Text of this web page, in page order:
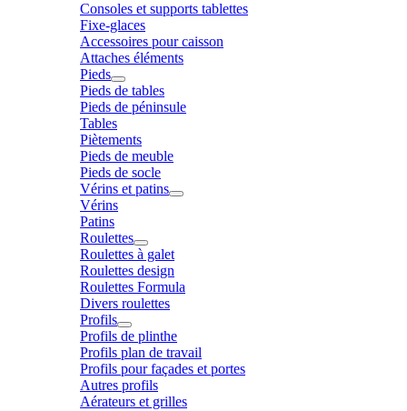
Consoles et supports tablettes
Fixe-glaces
Accessoires pour caisson
Attaches éléments
Pieds
Pieds de tables
Pieds de péninsule
Tables
Piètements
Pieds de meuble
Pieds de socle
Vérins et patins
Vérins
Patins
Roulettes
Roulettes à galet
Roulettes design
Roulettes Formula
Divers roulettes
Profils
Profils de plinthe
Profils plan de travail
Profils pour façades et portes
Autres profils
Aérateurs et grilles